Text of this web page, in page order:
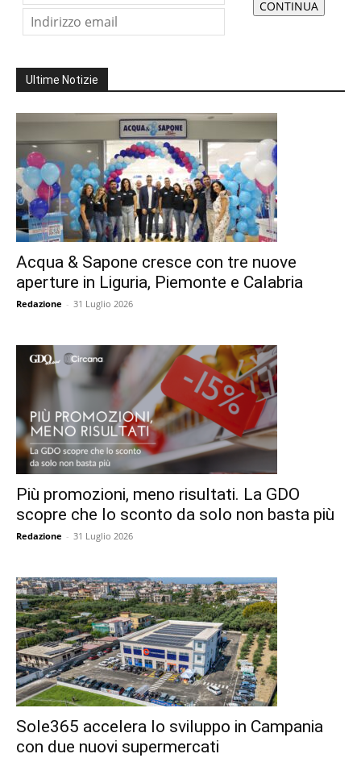
Ultime Notizie
Acqua & Sapone cresce con tre nuove
aperture in Liguria, Piemonte e Calabria
Redazione - 31 Luglio 2026
Più promozioni, meno risultati. La GDO
scopre che lo sconto da solo non basta più
Redazione - 31 Luglio 2026
Sole365 accelera lo sviluppo in Campania
con due nuovi supermercati